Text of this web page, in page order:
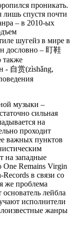
проникать.
лишь спустя почти
– в 2010-ых
шугейз в мире в
дословно – 盯鞋
также
- 自赏(zìshǎng,
музыки –
сильная
на
проходит
важных пунктов
на западные
Remains Virgin
в связи со
же проблема
лейбла
исполнители
жанры